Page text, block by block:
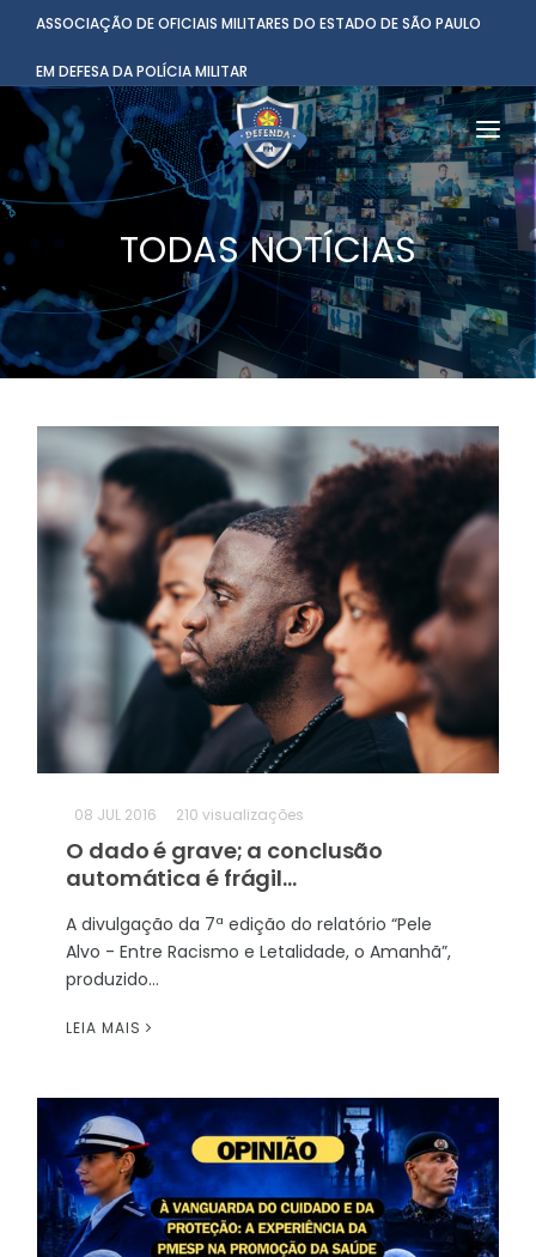
ASSOCIAÇÃO DE OFICIAIS MILITARES DO ESTADO DE SÃO PAULO
EM DEFESA DA POLÍCIA MILITAR
HOME
INSTITUCIONAL
BENEFÍCIOS
NOTÌCIAS
CONTATO
ASSOCIADO
TODAS NOTÍCIAS
08 JUL 2016 210 visualizações
O dado é grave; a conclusão
automática é frágil...
A divulgação da 7ª edição do relatório “Pele
Alvo - Entre Racismo e Letalidade, o Amanhã”,
produzido...
LEIA MAIS